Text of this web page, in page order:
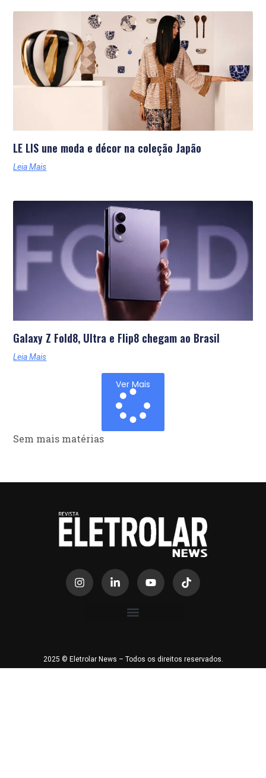
LE LIS une moda e décor na coleção Japão
Leia Mais
Galaxy Z Fold8, Ultra e Flip8 chegam ao Brasil
Leia Mais
Ver Mais
Sem mais matérias
2025 © Eletrolar News – Todos os direitos reservados.